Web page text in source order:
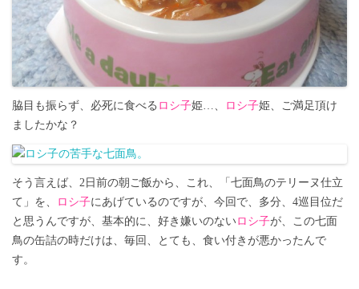
脇目も振らず、必死に食べる ロシ子姫…、 ロシ子姫、ご満足頂け
ましたかな？
そう言えば、2日前の朝ご飯から、これ、「七面鳥のテリーヌ仕立
て」を、
ロシ子にあげているのですが、今回で、多分、4巡目位だ
と思うんですが、基本的に、好き嫌いのないロシ子が、この七面
鳥の缶詰の時だけは、毎回、とても、食い付きが悪かったんで
す。